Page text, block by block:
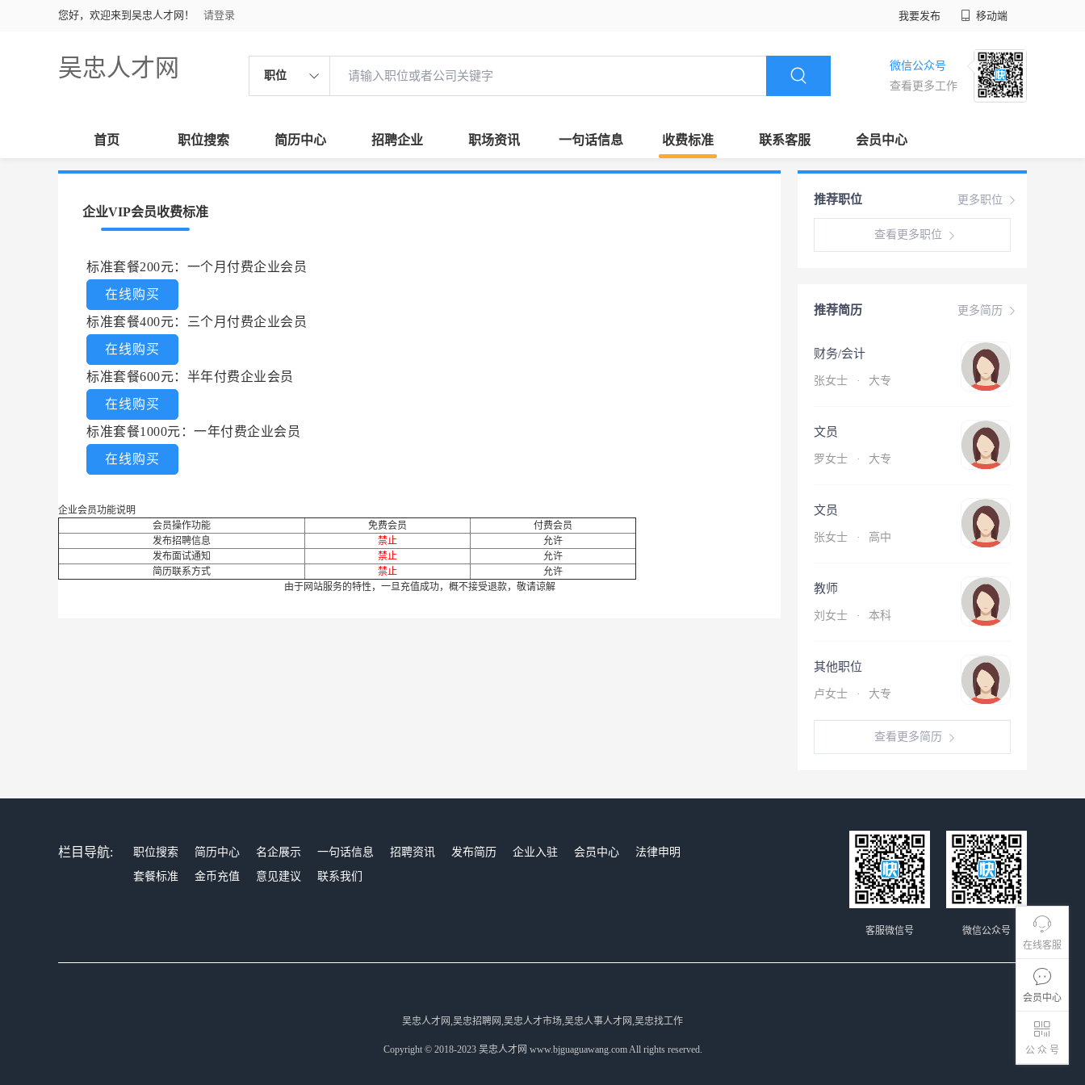
您好，欢迎来到吴忠人才网！ 请登录 我要发布 移动端
吴忠人才网 职位
微信公众号
查看更多工作
首页 职位搜索 简历中心 招聘企业 职场资讯 一句话信息 收费标准 联系客服 会员中心
在线客服
会员中心
公 众 号
企业VIP会员收费标准
标准套餐200元：一个月付费企业会员
在线购买
标准套餐400元：三个月付费企业会员
在线购买
标准套餐600元：半年付费企业会员
在线购买
标准套餐1000元：一年付费企业会员
在线购买
企业会员功能说明
会员操作功能
免费会员
付费会员
发布招聘信息
禁止
允许
发布面试通知
禁止
允许
简历联系方式
禁止
允许
由于网站服务的特性，一旦充值成功，概不接受退款，敬请谅解
更多职位
推荐职位
查看更多职位
更多简历
推荐简历
财务/会计
张女士 · 大专
文员
罗女士 · 大专
文员
张女士 · 高中
教师
刘女士 · 本科
其他职位
卢女士 · 大专
查看更多简历
栏目导航: 职位搜索 简历中心 名企展示 一句话信息 招聘资讯 发布简历 企业入驻 会员中心
法律申明
套餐标准
金币充值 意见建议 联系我们
微信公众号
客服微信号
吴忠人才网,吴忠招聘网,吴忠人才市场,吴忠人事人才网,吴忠找工作
Copyright © 2018-2023 吴忠人才网 www.bjguaguawang.com All rights reserved.